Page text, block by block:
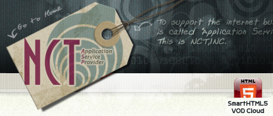
←ホームへ
To support the internet
business,is called
Application Service
Provider This is
NCT,INC.
VOD Cloud